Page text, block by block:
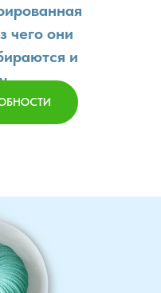
чего они
и